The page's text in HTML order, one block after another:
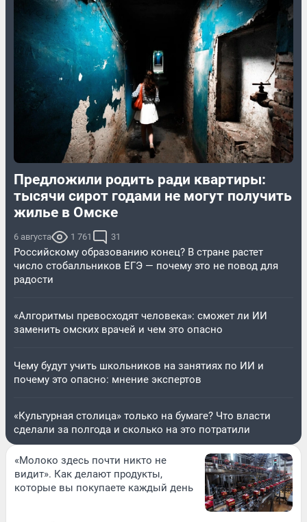
Предложили родить ради квартиры:
тысячи сирот годами не могут получить
жилье в Омске
6 августа 1 761 31
Российскому образованию конец? В стране растет
число стобалльников ЕГЭ — почему это не повод для
радости
«Алгоритмы превосходят человека»: сможет ли ИИ
заменить омских врачей и чем это опасно
Чему будут учить школьников на занятиях по ИИ и
почему это опасно: мнение экспертов
«Культурная столица» только на бумаге? Что власти
сделали за полгода и сколько на это потратили
«Молоко здесь почти никто не
видит». Как делают продукты,
которые вы покупаете каждый день